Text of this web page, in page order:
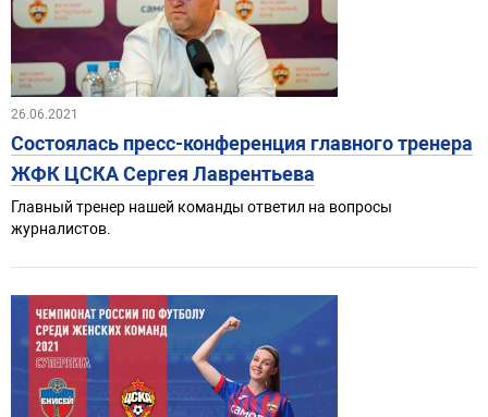
26.06.2021
Состоялась пресс-конференция главного тренера
ЖФК ЦСКА Сергея Лаврентьева
Главный тренер нашей команды ответил на вопросы
журналистов.